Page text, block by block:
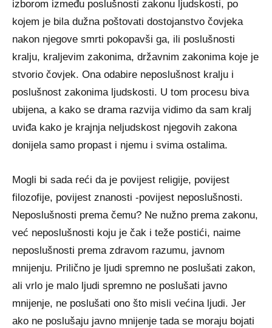
izborom između poslušnosti zakonu ljudskosti, po
kojem je bila dužna poštovati dostojanstvo čovjeka
nakon njegove smrti pokopavši ga, ili poslušnosti
kralju, kraljevim zakonima, državnim zakonima koje je
stvorio čovjek. Ona odabire neposlušnost kralju i
poslušnost zakonima ljudskosti. U tom procesu biva
ubijena, a kako se drama razvija vidimo da sam kralj
uviđa kako je krajnja neljudskost njegovih zakona
donijela samo propast i njemu i svima ostalima.
Mogli bi sada reći da je povijest religije, povijest
filozofije, povijest znanosti -povijest neposlušnosti.
Neposlušnosti prema čemu? Ne nužno prema zakonu,
već neposlušnosti koju je čak i teže postići, naime
neposlušnosti prema zdravom razumu, javnom
mnijenju. Prilično je ljudi spremno ne poslušati zakon,
ali vrlo je malo ljudi spremno ne poslušati javno
mnijenje, ne poslušati ono što misli većina ljudi. Jer
ako ne poslušaju javno mnijenje tada se moraju bojati